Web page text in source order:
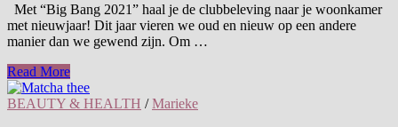
Met “Big Bang 2021” haal je de clubbeleving naar je woonkamer
met nieuwjaar! Dit jaar vieren we oud en nieuw op een andere
manier dan we gewend zijn. Om …
Read More
BEAUTY & HEALTH /Marieke